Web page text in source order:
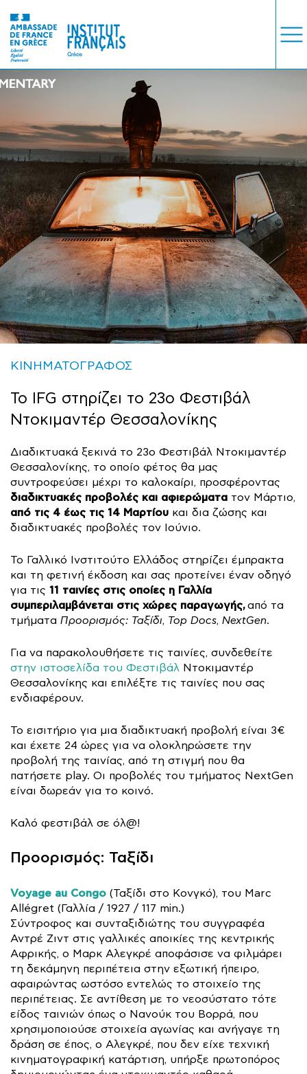
ΜΑΘΗΜΑΤΑ
ΣΠΟΥΔΕΣ
ΣΥΝΕΡΓΕΙΕΣ
ΒΙΒΛΙΟΘΗΚΗ
ΚΙΝΗΜΑΤΟΓΡΑΦΟΣ
Το IFG στηρίζει το 23ο Φεστιβάλ
Ντοκιμαντέρ Θεσσαλονίκης
Διαδικτυακά ξεκινά το 23ο Φεστιβάλ Ντοκιμαντέρ
Θεσσαλονίκης, το οποίο φέτος θα μας
συντροφεύσει μέχρι το καλοκαίρι, προσφέροντας
διαδικτυακές προβολές και αφιερώματα τον Μάρτιο,
από τις 4 έως τις 14 Μαρτίου και δια ζώσης και
διαδικτυακές προβολές τον Ιούνιο.
Το Γαλλικό Ινστιτούτο Ελλάδος στηρίζει έμπρακτα
και τη φετινή έκδοση και σας προτείνει έναν οδηγό
για τις 11 ταινίες στις οποίες η Γαλλία
συμπεριλαμβάνεται στις χώρες παραγωγής,από τα
τμήματα Προορισμός: Ταξίδι, Top Docs, NextGen.
Για να παρακολουθήσετε τις ταινίες, συνδεθείτε
στην ιστοσελίδα του Φεστιβάλ Ντοκιμαντέρ
Θεσσαλονίκης και επιλέξτε τις ταινίες που σας
ενδιαφέρουν.
Το εισιτήριο για μια διαδικτυακή προβολή είναι 3€
και έχετε 24 ώρες για να ολοκληρώσετε την
προβολή της ταινίας, από τη στιγμή που θα
πατήσετε play. Οι προβολές του τμήματος NextGen
είναι δωρεάν για το κοινό.
Καλό φεστιβάλ σε όλ@!
Προορισμός: Ταξίδι
Voyage au Congo (Ταξίδι στο Κονγκό), του Marc
Allégret (Γαλλία / 1927 / 117 min.)
Σύντροφος και συνταξιδιώτης του συγγραφέα
Αντρέ Ζιντ στις γαλλικές αποικίες της κεντρικής
Αφρικής, ο Μαρκ Αλεγκρέ αποφάσισε να φιλμάρει
τη δεκάμηνη περιπέτεια στην εξωτική ήπειρο,
αφαιρώντας ωστόσο εντελώς το στοιχείο της
περιπέτειας. Σε αντίθεση με το νεοσύστατο τότε
είδος ταινιών όπως ο Νανούκ του Βορρά, που
χρησιμοποιούσε στοιχεία αγωνίας και ανήγαγε τη
δράση σε έπος, ο Αλεγκρέ, που δεν είχε τεχνική
κινηματογραφική κατάρτιση, υπήρξε πρωτοπόρος